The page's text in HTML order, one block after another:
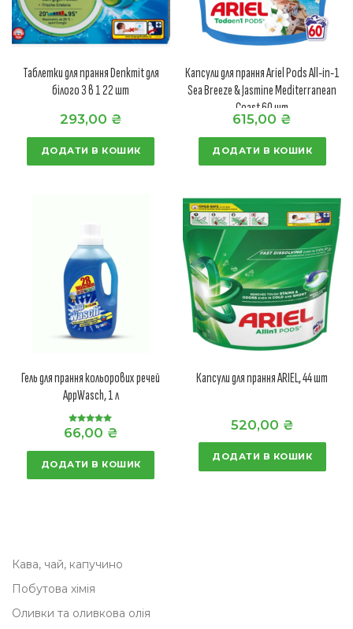
Таблетки для прання Denkmit для
білого 3 в 1 22 шт
293,00 ₴
ДОДАТИ В КОШИК
Капсули для прання Ariel Pods All-in-1
Sea Breeze & Jasmine Mediterranean
Coast 60 шт
615,00 ₴
ДОДАТИ В КОШИК
Гель для прання кольорових речей
AppWasch, 1 л
Оцінено в
5.00
66,00 ₴
ДОДАТИ В КОШИК
Капсули для прання ARIEL, 44 шт
520,00 ₴
ДОДАТИ В КОШИК
Кава, чай, капучино
Побутова хімія
Оливки та оливкова олія